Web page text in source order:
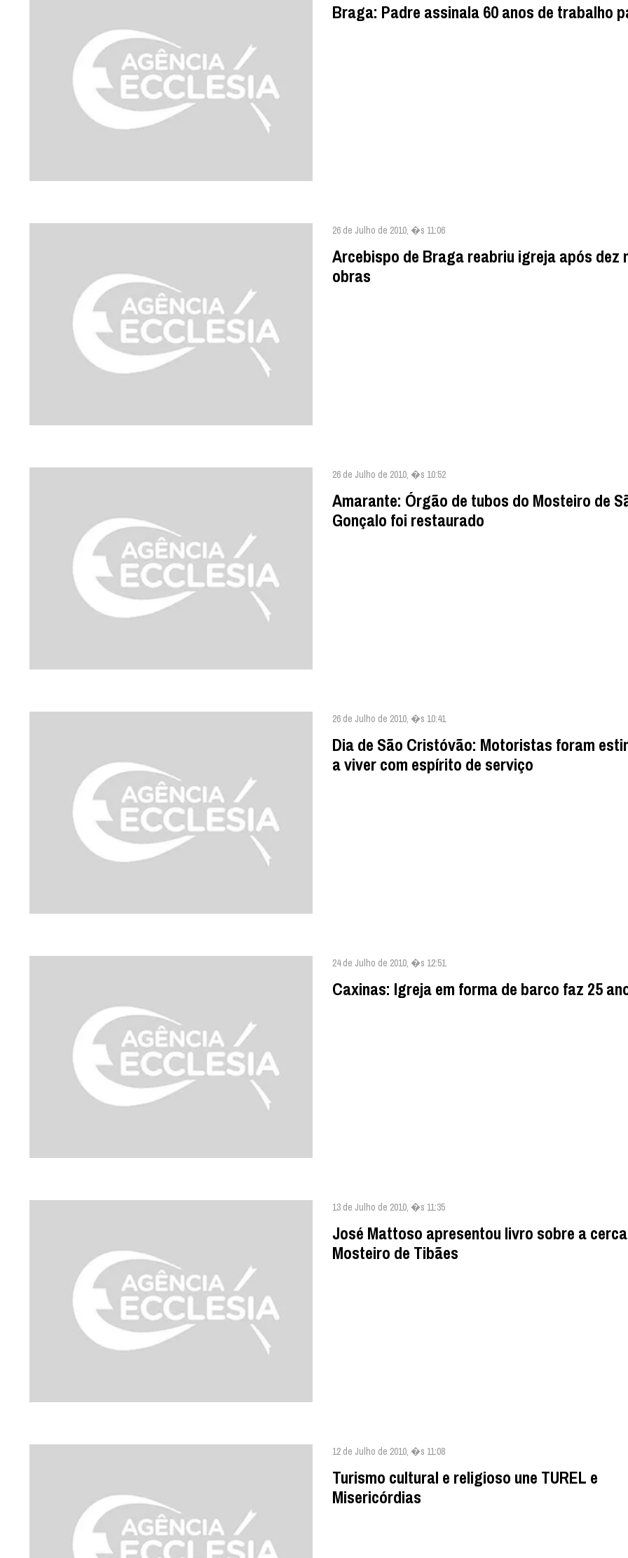
Braga: Padre assinala 60 anos de trabalho
26 de Julho de 2010, �s 11:06
Arcebispo de Braga reabriu igreja após dez
obras
26 de Julho de 2010, �s 10:52
Amarante: Órgão de tubos do Mosteiro de
Gonçalo foi restaurado
26 de Julho de 2010, �s 10:41
Dia de São Cristóvão: Motoristas foram
a viver com espírito de serviço
24 de Julho de 2010, �s 12:51
Caxinas: Igreja em forma de barco faz 25
13 de Julho de 2010, �s 11:35
José Mattoso apresentou livro sobre a
Mosteiro de Tibães
12 de Julho de 2010, �s 11:08
Turismo cultural e religioso une TUREL e
Misericórdias